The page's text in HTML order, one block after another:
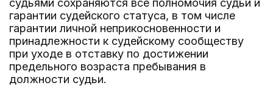
судьями сохраняются все полномочия судьи и
гарантии судейского статуса, в том числе
гарантии личной неприкосновенности и
принадлежности к судейскому сообществу
при уходе в отставку по достижении
предельного возраста пребывания в
должности судьи.